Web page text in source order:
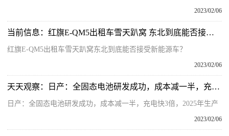
2023/02/06
当前信息：红旗E-QM5出租车雪天趴窝 东北到底能否接受新能源车？
红旗E-QM5出租车雪天趴窝东北到底能否接受新能源车？
2023/02/06
天天观察：日产：全固态电池研发成功，成本减一半，充电快3倍，2025年生产
日产：全固态电池研发成功，成本减一半，充电快3倍，2025年生产
2023/02/06